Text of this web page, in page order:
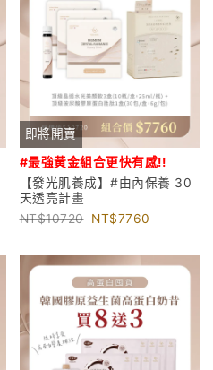
即將開賣
#最強黃金組合更快有感!!
【發光肌養成】#由內保養 30
天透亮計畫
10720
7760